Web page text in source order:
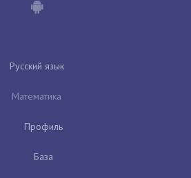
Русский язык
Математика
Профиль
База